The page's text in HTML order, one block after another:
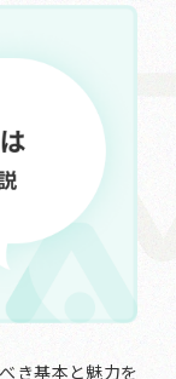
き基本と魅力を